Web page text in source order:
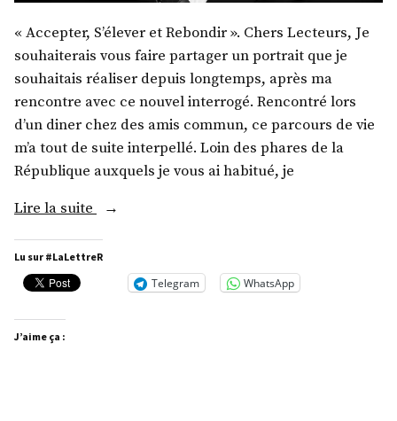
« Accepter, S’élever et Rebondir ». Chers Lecteurs, Je
souhaiterais vous faire partager un portrait que je
souhaitais réaliser depuis longtemps, après ma
rencontre avec ce nouvel interrogé. Rencontré lors
d’un diner chez des amis commun, ce parcours de vie
m’a tout de suite interpellé. Loin des phares de la
République auxquels je vous ai habitué, je
Lire la suite
« M.
Dol »
Lu sur #LaLettreR
Telegram WhatsApp
J’aime ça :